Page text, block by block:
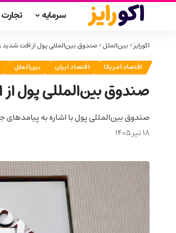
سرمایه تجارت
اکورایز>بین‌الملل>صندوق بین‌المللی پول از افت شدید
اقتصاد آمریکا اقتصاد ایران بین‌الملل
صندوق بین‌المللی پول
صندوق بین‌المللی پول با اشاره به پیامدهای جنگ ایران، کاهش رشد اقتصاد
18 تیر 1405